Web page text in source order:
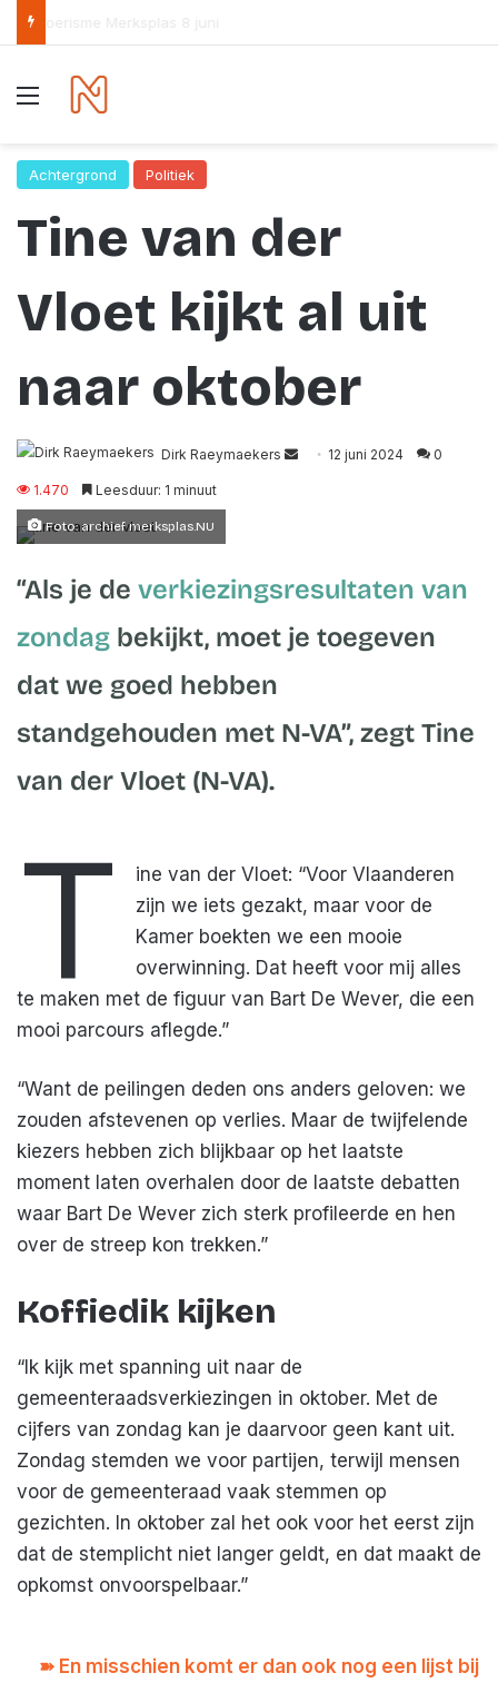
Menu
Achtergrond Politiek
Tine van der
Vloet kijkt al uit
naar oktober
Dirk Raeymaekers
Send12 juni 2024 0
1.470 Leesduur: 1 minuut
Foto: archief merksplas.NU
“Als je de verkiezingsresultaten van
zondag bekijkt, moet je toegeven
dat we goed hebben
standgehouden met N-VA”, zegt Tine
van der Vloet (N-VA).
T
ine van der Vloet: “Voor Vlaanderen
zijn we iets gezakt, maar voor de
Kamer boekten we een mooie
overwinning. Dat heeft voor mij alles
te maken met de figuur van Bart De Wever, die een
mooi parcours aflegde.”
“Want de peilingen deden ons anders geloven: we
zouden afstevenen op verlies. Maar de twijfelende
kiezers hebben zich blijkbaar op het laatste
moment laten overhalen door de laatste debatten
waar Bart De Wever zich sterk profileerde en hen
over de streep kon trekken.”
Koffiedik kijken
“Ik kijk met spanning uit naar de
gemeenteraadsverkiezingen in oktober. Met de
cijfers van zondag kan je daarvoor geen kant uit.
Zondag stemden we voor partijen, terwijl mensen
voor de gemeenteraad vaak stemmen op
gezichten. In oktober zal het ook voor het eerst zijn
dat de stemplicht niet langer geldt, en dat maakt de
opkomst onvoorspelbaar.”
➽ En misschien komt er dan ook nog een lijst bij